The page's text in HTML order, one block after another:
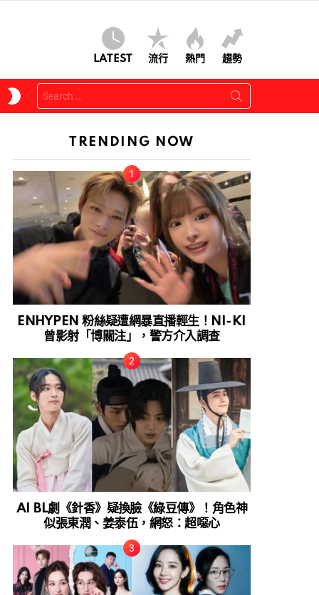
LATEST 流行 熱門 趨勢
SKIN
Search
for:
TRENDING NOW
ENHYPEN 粉絲疑遭網暴直播輕生！NI-KI
曾影射「博關注」，警方介入調查
AI BL劇《針香》疑換臉《綠豆傳》！角色神
似張東潤、姜泰伍，網怒：超噁心